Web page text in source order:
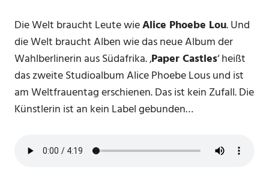
Die Welt braucht Leute wieAlice Phoebe Lou. Und
die Welt braucht Alben wie das neue Album der
Wahlberlinerin aus Südafrika. ‚Paper Castles‘ heißt
das zweite Studioalbum Alice Phoebe Lous und ist
am Weltfrauentag erschienen. Das ist kein Zufall. Die
Künstlerin ist an kein Label gebunden…